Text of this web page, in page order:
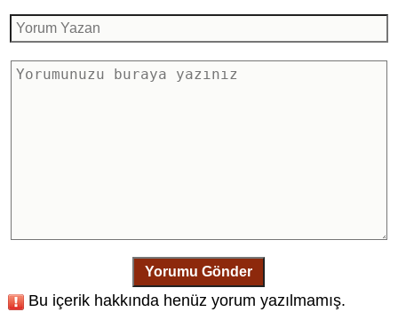
Yorumu Gönder
Bu içerik hakkında henüz yorum yazılmamış.